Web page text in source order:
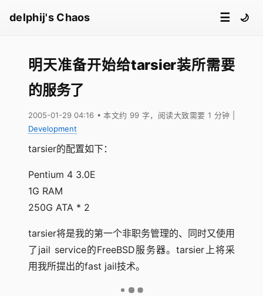
delphij's Chaos ☰ 🌙
明天准备开始给tarsier装所需要
的服务了
2005-01-29 04:16 • 本文约 99 字，阅读大致需要 1 分钟
Development
tarsier的配置如下：
Pentium 4 3.0E
1G RAM
250G ATA * 2
tarsier将是我的第一个非职务管理的、同时又使用
了jail service的FreeBSD服务器。tarsier上将采
用我所提出的fast jail技术。